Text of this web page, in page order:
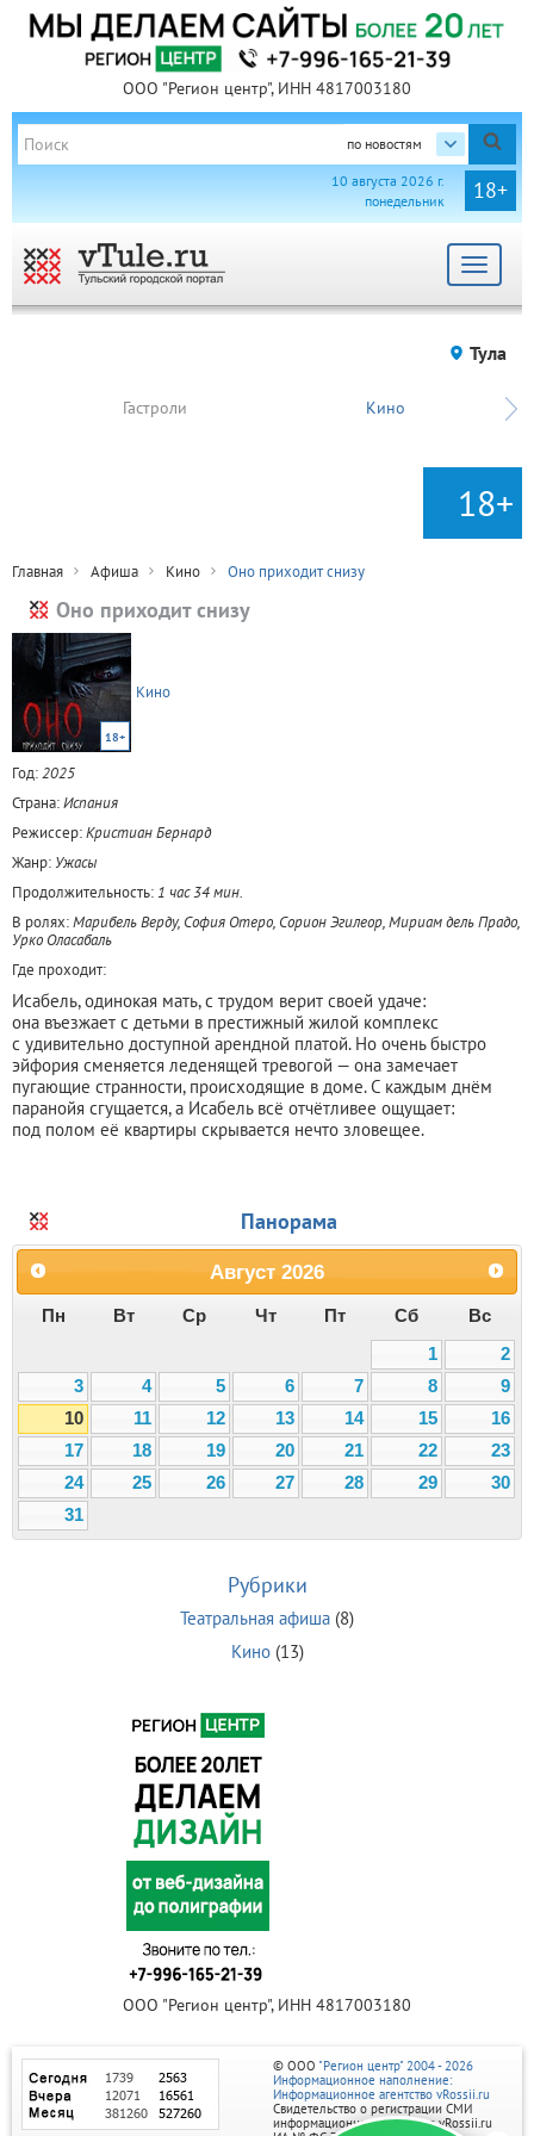
ООО "Регион центр", ИНН 4817003180
по новостям
18+
10 августа 2026 г.
понедельник
Toggle
Тула
Гастроли Кино
18+
Главная Афиша Кино Оно приходит снизу
Оно приходит снизу
18+
Кино
Год:2025
Страна:Испания
Режиссер:Кристиан Бернард
Жанр: Ужасы
Продолжительность: 1 час 34 мин.
В ролях:Марибель Верду, София Отеро, Сорион Эгилеор, Мириам дель Прадо,
Урко Оласабаль
Где проходит:
Исабель, одинокая мать, с трудом верит своей удаче:
она въезжает с детьми в престижный жилой комплекс
с удивительно доступной арендной платой. Но очень быстро
эйфория сменяется леденящей тревогой — она замечает
пугающие странности, происходящие в доме. С каждым днём
паранойя сгущается, а Исабель всё отчётливее ощущает:
под полом её квартиры скрывается нечто зловещее.
Панорама
Август 2026
Пн Вт Ср Чт Пт Сб
Вс
1
2
3
4 5 6 7 8
9
10
11 12 13 14 15
16
17
18 19 20 21 22
23
24
25 26 27 28 29
30
31
Рубрики
Театральная афиша (8)
Кино(13)
ООО "Регион центр", ИНН 4817003180
© ООО "Регион центр" 2004 - 2026
Информационное наполнение:
Информационное агентство vRossii.ru
Свидетельство о регистрации СМИ
информационного агентства vRossii.ru